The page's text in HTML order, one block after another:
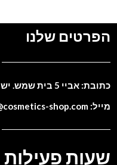
הפרטים שלנו
כתובת: אביי 5 בית שמש. ישראל
מייל: info@cosmetics-shop.com
שעות